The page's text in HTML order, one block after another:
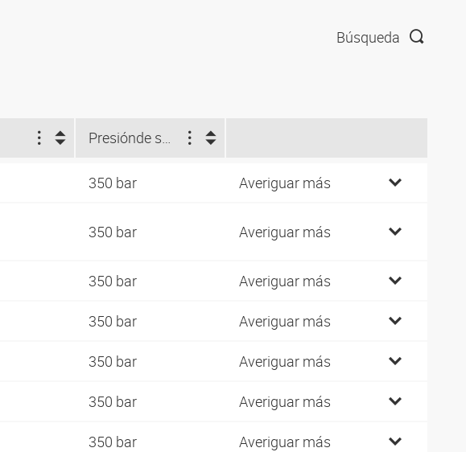
Búsqueda
Presiónde servicio (bar)
350 bar Averiguar más
350 bar Averiguar más
350 bar Averiguar más
350 bar Averiguar más
350 bar Averiguar más
350 bar Averiguar más
350 bar Averiguar más